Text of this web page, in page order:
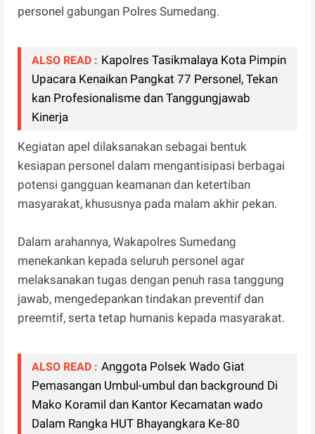
personel gabungan Polres Sumedang.
ALSO READ : Kapolres Tasikmalaya Kota Pimpin
Upacara Kenaikan Pangkat 77 Personel, Tekan
kan Profesionalisme dan Tanggungjawab
Kinerja
Kegiatan apel dilaksanakan sebagai bentuk
kesiapan personel dalam mengantisipasi berbagai
potensi gangguan keamanan dan ketertiban
masyarakat, khususnya pada malam akhir pekan.
Dalam arahannya, Wakapolres Sumedang
menekankan kepada seluruh personel agar
melaksanakan tugas dengan penuh rasa tanggung
jawab, mengedepankan tindakan preventif dan
preemtif, serta tetap humanis kepada masyarakat.
ALSO READ : Anggota Polsek Wado Giat
Pemasangan Umbul-umbul dan background Di
Mako Koramil dan Kantor Kecamatan wado
Dalam Rangka HUT Bhayangkara Ke-80